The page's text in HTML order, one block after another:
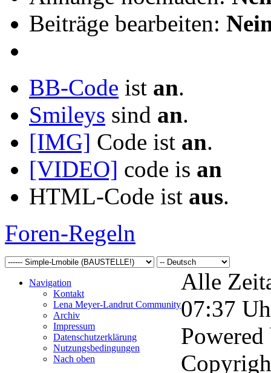
Beiträge bearbeiten:
BB-Code ist an.
Smileys sind an.
[IMG] Code ist an.
[VIDEO] code is an
HTML-Code ist aus.
Foren-Regeln
Navigation
Kontakt
Lena Meyer-Landrut Community
Archiv
Impressum
Datenschutzerklärung
Nutzungsbedingungen
Nach oben
Alle
07:37